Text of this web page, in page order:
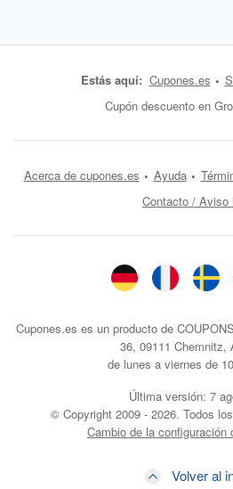
Estás aquí: Cupones.es
Cupón descuento en
Acerca de cupones.es Ayuda
Contacto / Aviso
Cupones.es es un producto de
36, 09111 Chemnitz,
de lunes a viernes de
Última versión: 7
© Copyright 2009 - 2026. Todos
Cambio de la configuración
Volver al